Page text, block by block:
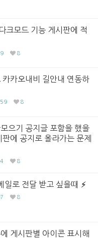
크모드 기능 게시판에 적
8
카오내비 길안내 연동하
8
으기 공지글 포함을 했을
에 공지로 올라가는 문제
8
일로 전달 받고 싶을때
8
게시판별 아이콘 표시해